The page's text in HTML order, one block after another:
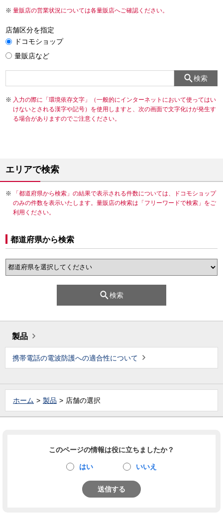
量販店の営業状況については各量販店へご確認ください。
店舗区分を指定
ドコモショップ
量販店など
検索
入力の際に「環境依存文字」（一般的にインターネットにおいて使ってはい
けないとされる漢字や記号）を使用しますと、次の画面で文字化けが発生す
る場合がありますのでご注意ください。
エリアで検索
「都道府県から検索」の結果で表示される件数については、ドコモショップ
のみの件数を表示いたします。量販店の検索は「フリーワードで検索」をご
利用ください。
都道府県から検索
検索
製品
携帯電話の電波防護への適合性について
ホーム 製品 店舗の選択
このページの情報は役に立ちましたか？
はい いいえ
送信する